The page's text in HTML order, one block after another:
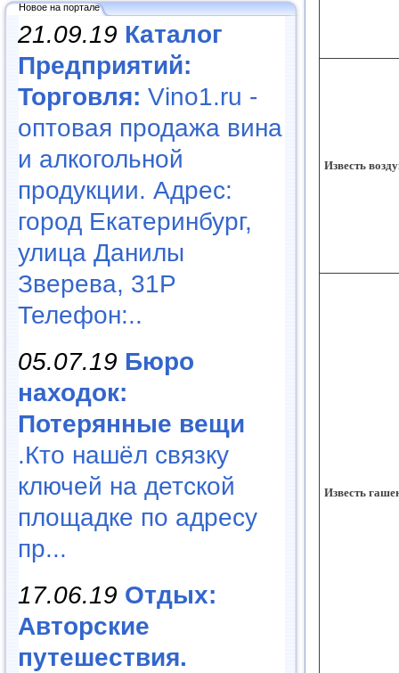
Новое на портале
21.09.19 Каталог
Предприятий:
Торговля: Vino1.ru -
оптовая продажа вина
и алкогольной
продукции. Адрес:
город Екатеринбург,
улица Данилы
Зверева, 31Р
Телефон:..
05.07.19 Бюро
находок:
Потерянные вещи
.Кто нашёл связку
ключей на детской
площадке по адресу
пр...
17.06.19 Отдых:
Авторские
путешествия.
Известь
Известь